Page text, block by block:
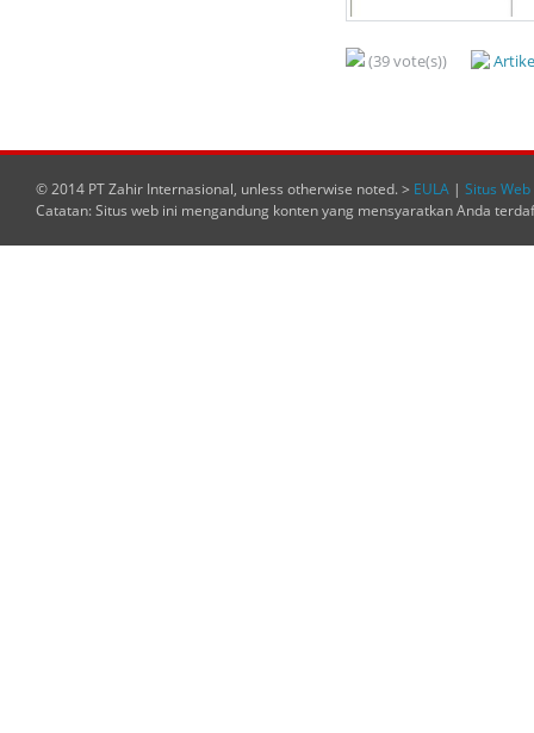
(39 vote(s))
© 2014 PT Zahir Internasional, unless otherwise noted. > EULA | Situs
Catatan: Situs web ini mengandung konten yang mensyaratkan Anda